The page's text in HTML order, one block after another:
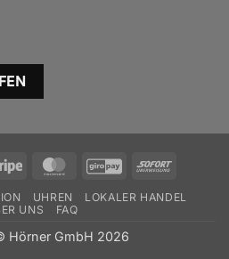
Stripe MasterCardGiroPaySofort
UHREN
LOKALER HANDEL
UNS
FAQ
Hörner GmbH 2026